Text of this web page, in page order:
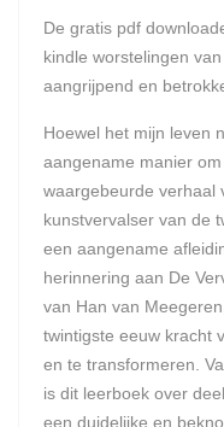
De gratis pdf
kindle worstelingen
aangrijpend en
Hoewel het mijn leven
aangename manier
waargebeurde verhaal
kunstvervalser van de
een aangename
herinnering aan De
van Han van
twintigste eeuw kracht
en te transformeren.
is dit leerboek over
een duidelijke en